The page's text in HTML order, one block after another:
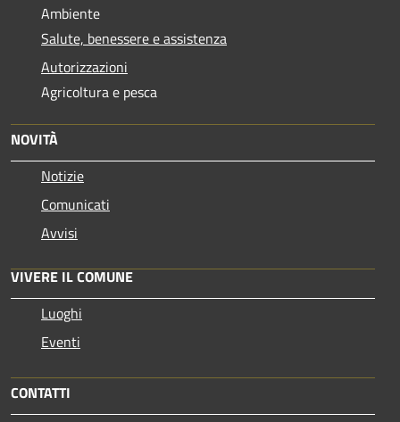
Ambiente
Salute, benessere e assistenza
Autorizzazioni
Agricoltura e pesca
NOVITÀ
Notizie
Comunicati
Avvisi
VIVERE IL COMUNE
Luoghi
Eventi
CONTATTI